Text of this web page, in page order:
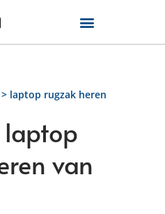
laptop rugzak heren
laptop
van